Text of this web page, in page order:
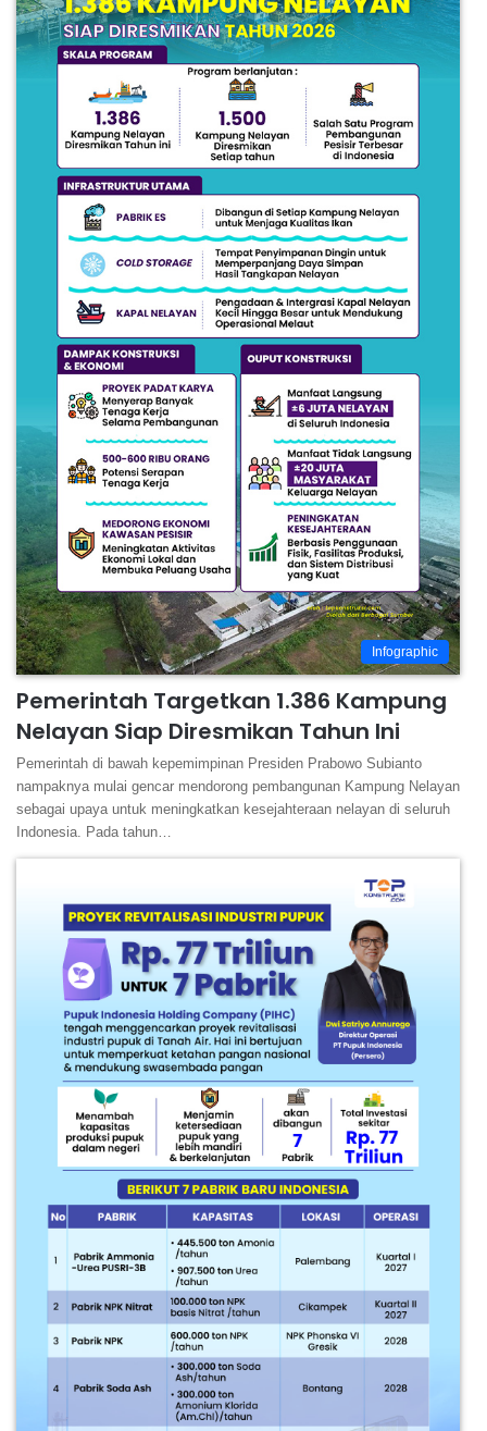
Infographic
Pemerintah Targetkan 1.386 Kampung
Nelayan Siap Diresmikan Tahun Ini
Pemerintah di bawah kepemimpinan Presiden Prabowo Subianto
nampaknya mulai gencar mendorong pembangunan Kampung Nelayan
sebagai upaya untuk meningkatkan kesejahteraan nelayan di seluruh
Indonesia. Pada tahun…